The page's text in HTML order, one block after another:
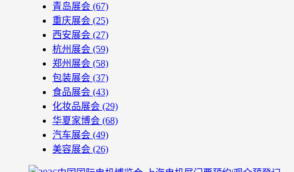
青岛展会 (67)
重庆展会 (25)
西安展会 (27)
杭州展会 (59)
郑州展会 (58)
包装展会 (37)
食品展会 (43)
化妆品展会 (29)
华夏家博会 (68)
汽车展会 (49)
美容展会 (26)